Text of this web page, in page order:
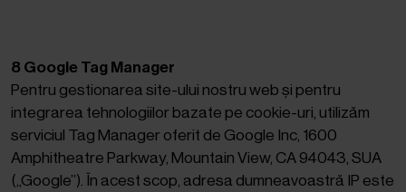
8 Google Tag Manager
Pentru gestionarea site-ului nostru web și pentru
integrarea tehnologiilor bazate pe cookie-uri, utilizăm
serviciul Tag Manager oferit de Google Inc, 1600
Amphitheatre Parkway, Mountain View, CA 94043, SUA
(„Google”). În acest scop, adresa dumneavoastră IP este